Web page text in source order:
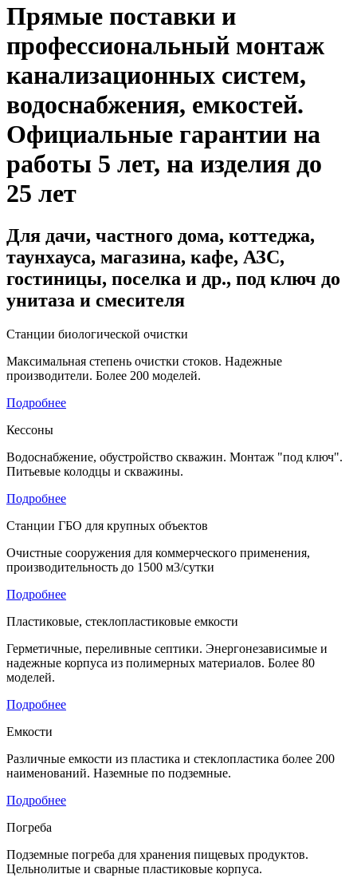
Прямые поставки и
профессиональный монтаж
канализационных систем,
водоснабжения, емкостей.
Официальные гарантии на
работы 5 лет, на изделия до
25 лет
Для дачи, частного дома, коттеджа,
таунхауса, магазина, кафе, АЗС,
гостиницы, поселка и др., под ключ до
унитаза и смесителя
Станции биологической очистки
Максимальная степень очистки стоков. Надежные
производители. Более 200 моделей.
Подробнее
Кессоны
Водоснабжение, обустройство скважин. Монтаж "под ключ".
Питьевые колодцы и скважины.
Подробнее
Станции ГБО для крупных объектов
Очистные сооружения для коммерческого применения,
производительность до 1500 м3/сутки
Подробнее
Пластиковые, стеклопластиковые емкости
Герметичные, переливные септики. Энергонезависимые и
надежные корпуса из полимерных материалов. Более 80
моделей.
Подробнее
Емкости
Различные емкости из пластика и стеклопластика более 200
наименований. Наземные по подземные.
Подробнее
Погреба
Подземные погреба для хранения пищевых продуктов.
Цельнолитые и сварные пластиковые корпуса.